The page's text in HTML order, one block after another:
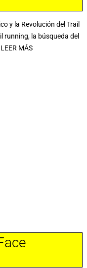
y la Revolución del Trail
running, la búsqueda del
LEER MÁS